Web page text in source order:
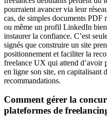
pourraient avancer via leur
cas, de simples documents PDF
ou même un profil LinkedIn
instaurer la confiance. C’est
signés que construire un site
positionnement et faciliter la
freelance UX qui attend d’avoir
en ligne son site, en capitalisant
recommandations.
Comment gérer la
plateformes de